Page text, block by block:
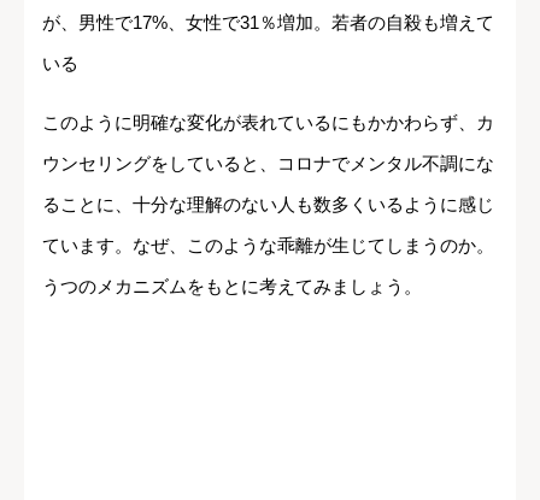
が、男性で17%、女性で31％増加。若者の自殺も増えて
いる
このように明確な変化が表れているにもかかわらず、カ
ウンセリングをしていると、コロナでメンタル不調にな
ることに、十分な理解のない人も数多くいるように感じ
ています。なぜ、このような乖離が生じてしまうのか。
うつのメカニズムをもとに考えてみましょう。